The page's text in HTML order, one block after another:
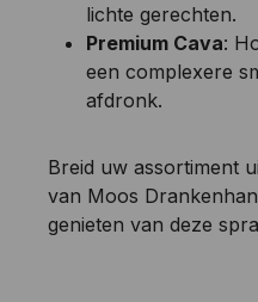
lichte gerechten.
Premium Cava:
een complexere
afdronk.
Breid uw assortiment
van Moos
genieten van deze